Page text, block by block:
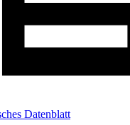
Datenblatt